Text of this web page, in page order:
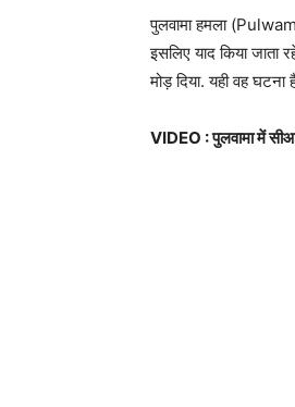
पुलवामा हमला
इसलिए याद किया
मोड़ दिया. यही वह
VIDEO : पुलवामा में